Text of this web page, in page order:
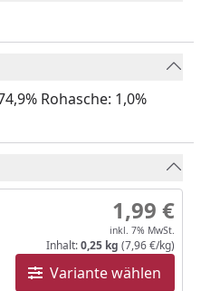
Rohasche: 1,0%
Variante wählen
1,99 €
inkl. 7% MwSt.
Inhalt:0,25 kg (7,96 €/kg)